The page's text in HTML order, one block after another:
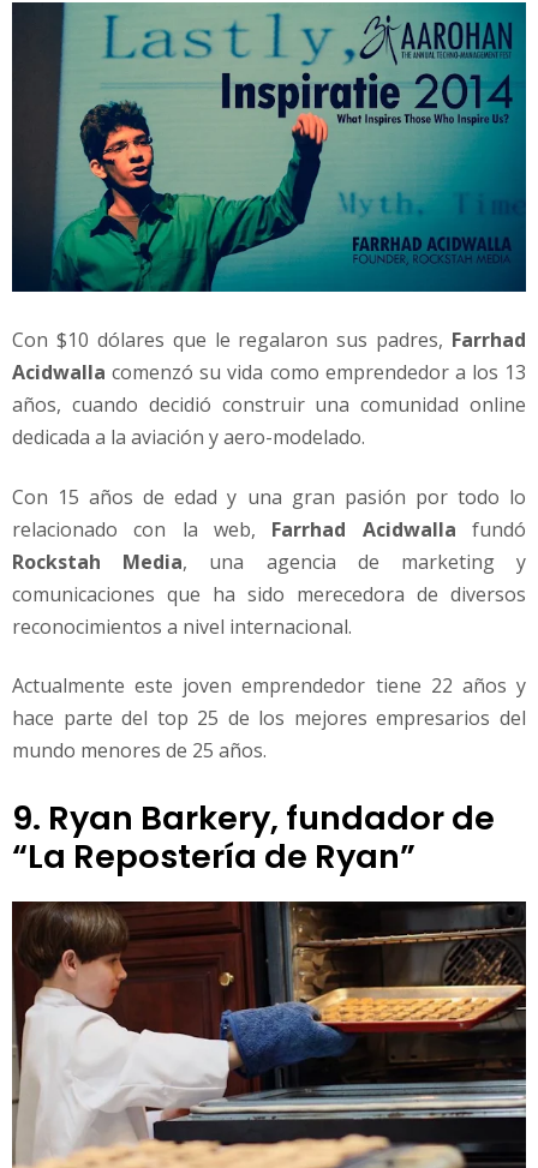
Con $10 dólares que le regalaron sus padres, Farrhad
Acidwalla comenzó su vida como emprendedor a los 13
años, cuando decidió construir una comunidad online
dedicada a la aviación y aero-modelado.
Con 15 años de edad y una gran pasión por todo lo
relacionado con la web, Farrhad Acidwalla fundó
Rockstah Media, una agencia de marketing y
comunicaciones que ha sido merecedora de diversos
reconocimientos a nivel internacional.
Actualmente este joven emprendedor tiene 22 años y
hace parte del top 25 de los mejores empresarios del
mundo menores de 25 años.
9. Ryan Barkery, fundador de
“La Repostería de Ryan”